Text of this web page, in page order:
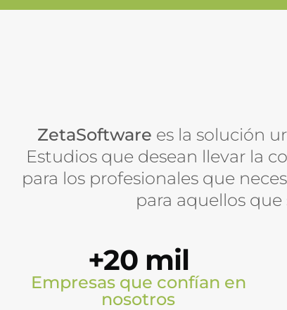
ZetaSoftware es la solución
Estudios que desean llevar la
para los profesionales que
para aquellos
+20 mil
Empresas que confían en
nosotros